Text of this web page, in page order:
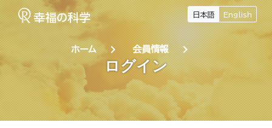
日本語 English
ホーム chevron_right 会員情報 chevron_right
ログイン